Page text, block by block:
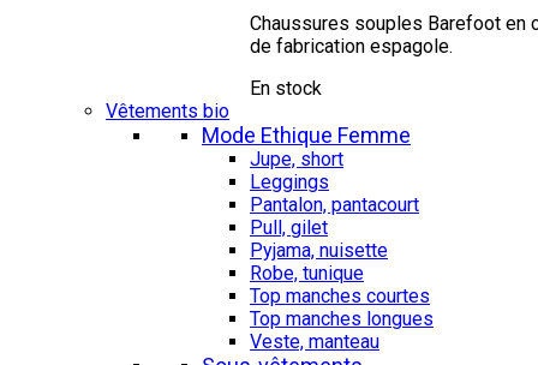
Chaussures souples Barefoot en
de fabrication espagole.
En stock
Vêtements bio
Mode Ethique Femme
Jupe, short
Leggings
Pantalon, pantacourt
Pull, gilet
Pyjama, nuisette
Robe, tunique
Top manches courtes
Top manches longues
Veste, manteau